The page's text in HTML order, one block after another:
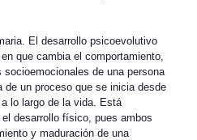
El desarrollo psicoevolutivo
que cambia el comportamiento,
socioemocionales de una persona
un proceso que se inicia desde
lo largo de la vida. Está
desarrollo físico, pues ambos
y maduración de una